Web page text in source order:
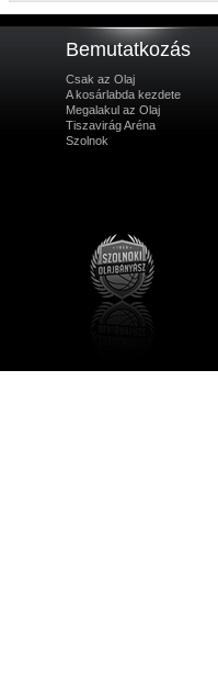
Bemutatkozás
Csak az Olaj
A kosárlabda kezdete
Megalakul az Olaj
Tiszavirág Aréna
Szolnok